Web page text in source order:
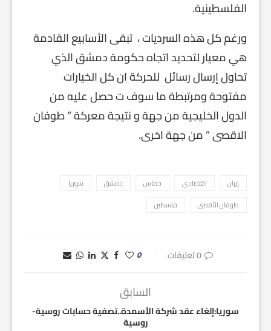
الفلسطينية.
ورغم كل هذه السرديات ، تبقى الأسابيع القادمة
هي معيار لتحديد اتجاه حكومة دمشق الذي
تحاول إرسال رسائل للحركة ان كل الخيارات
مفتوحة ومرتبطة ما سوف ت حصل عليه من
الدول الخليجية من جهة و نتيجة معركة ” طوفان
الاقصى ” من جهة اخرى.
إيران اقتصادي حماس دمشق
سوريا
طوفان الأقصى
فلسطين
0 تعليقات 0
السابق
سوريا:إلغاء عقد شركة الأسمدة..تصفية حسابات روسية-
روسية